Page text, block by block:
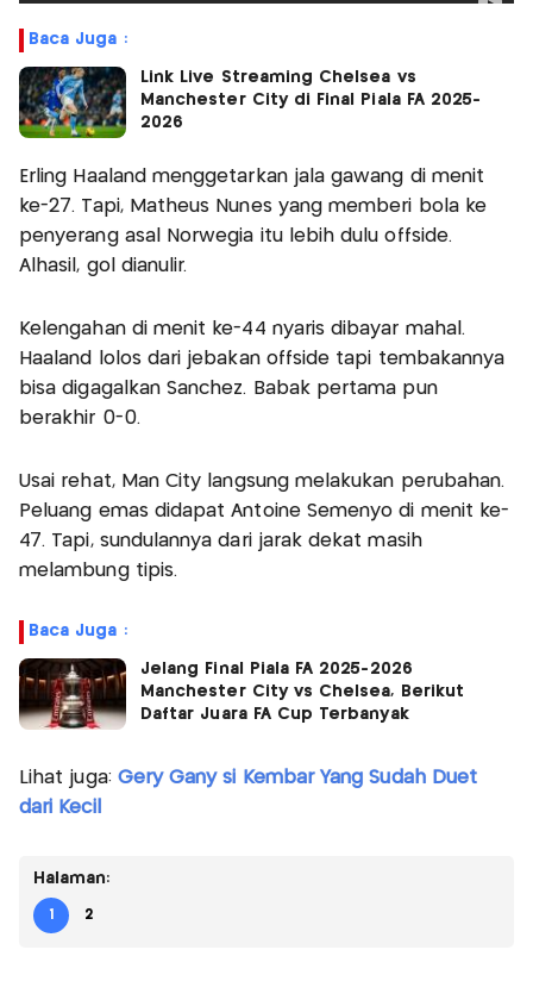
Baca Juga :
Link Live Streaming Chelsea vs
Manchester City di Final Piala FA 2025-
2026
Erling Haaland menggetarkan jala gawang di menit
ke-27. Tapi, Matheus Nunes yang memberi bola ke
penyerang asal Norwegia itu lebih dulu offside.
Alhasil, gol dianulir.
Kelengahan di menit ke-44 nyaris dibayar mahal.
Haaland lolos dari jebakan offside tapi tembakannya
bisa digagalkan Sanchez. Babak pertama pun
berakhir 0-0.
Usai rehat, Man City langsung melakukan perubahan.
Peluang emas didapat Antoine Semenyo di menit ke-
47. Tapi, sundulannya dari jarak dekat masih
melambung tipis.
Baca Juga :
Jelang Final Piala FA 2025-2026
Manchester City vs Chelsea, Berikut
Daftar Juara FA Cup Terbanyak
Lihat juga: Gery Gany si Kembar Yang Sudah Duet
dari Kecil
Halaman:
1 2